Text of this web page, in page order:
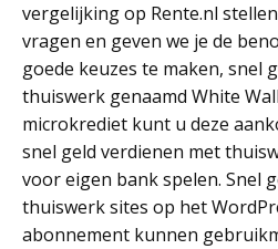
vergelijking op Rente.nl
vragen en geven we je de
goede keuzes te maken, snel
thuiswerk genaamd White
microkrediet kunt u deze
snel geld verdienen met
voor eigen bank spelen. Snel
thuiswerk sites op het
abonnement kunnen